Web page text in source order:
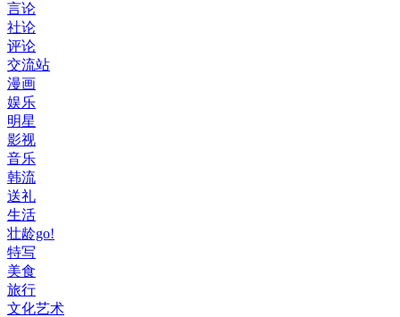
言论
社论
评论
交流站
漫画
娱乐
明星
影视
音乐
韩流
送礼
生活
壮龄go!
特写
美食
旅行
文化艺术